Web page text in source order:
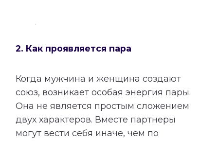
2. Как проявляется пара
Когда мужчина и женщина создают
союз, возникает особая энергия пары.
Она не является простым сложением
двух характеров. Вместе партнеры
могут вести себя иначе, чем по